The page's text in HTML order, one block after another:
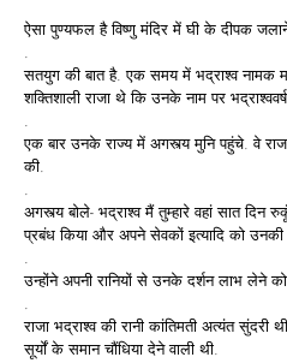
ऐसा पुण्यफल है विष्णु मंदिर में घी के दीपक
.
सतयुग की बात है. एक समय में भद्राश्व नामक
शक्तिशाली राजा थे कि उनके नाम पर
.
एक बार उनके राज्य में अगस्त्य मुनि पहुंचे. वे
की.
.
अगस्त्य बोले- भद्राश्व मैं तुम्हारे वहां सात दिन
प्रबंध किया और अपने सेवकों इत्यादि को उनकी
.
उन्होंने अपनी रानियों से उनके दर्शन लाभ लेने
.
राजा भद्राश्व की रानी कांतिमती अत्यंत
सूर्यों के समान चौंधिया देने वाली थी.